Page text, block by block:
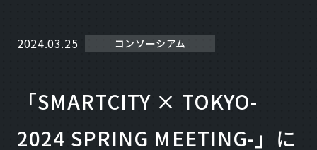
2024.03.25 コンソーシアム
「SMARTCITY × TOKYO-
2024 SPRING MEETING-」に